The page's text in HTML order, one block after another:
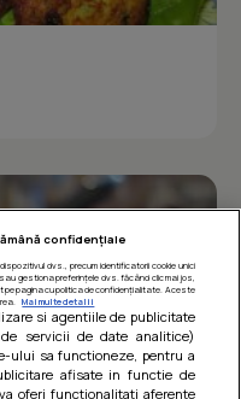
confidențiale
dvs., precum identificatorii cookie unici
gestiona preferințele dvs. făcând clic mai jos,
pe pagina cu politica de confidențialitate. Aceste
Mai multe detalii
si agentiile de publicitate
servicii de date analitice)
ului sa functioneze, pentru a
afisate in functie de
oferi functionalitati aferente